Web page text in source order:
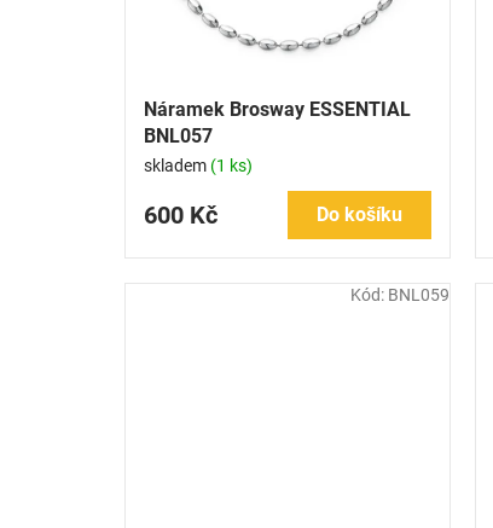
Náramek Brosway ESSENTIAL
BNL057
skladem (1 ks)
600 Kč Do košíku
Kód: BNL059